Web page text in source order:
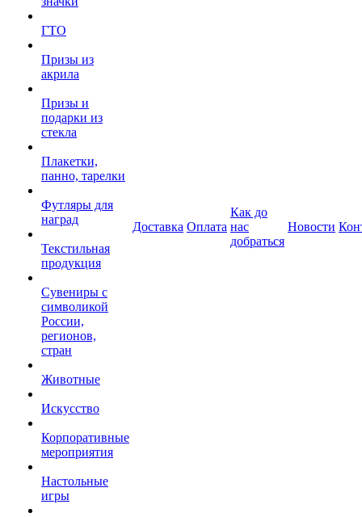
ГТО
Призы из
акрила
Призы и
подарки из
стекла
Плакетки,
панно, тарелки
Футляры для
наград
Текстильная
продукция
Сувениры с
символикой
России,
регионов,
стран
Животные
Искусство
Корпоративные
мероприятия
Настольные
игры
Доставка Оплата
Как до
нас
добраться
Новости